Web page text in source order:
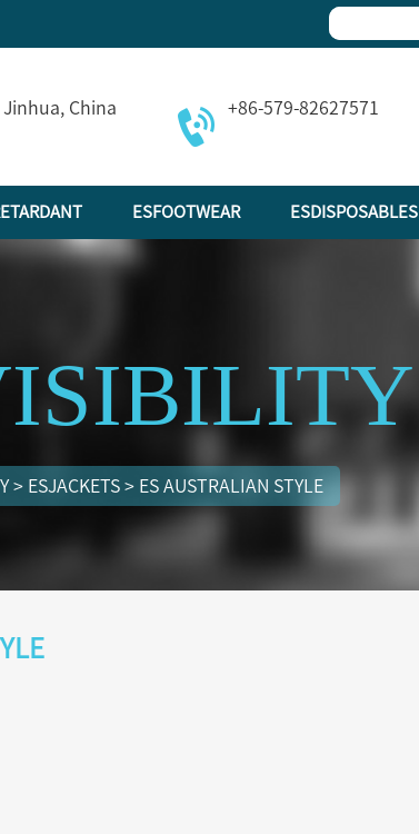
Jinhua, China +86-579-82627571
ESFOOTWEAR ESDISPOSABLES
> ESJACKETS> ES AUSTRALIAN STYLE